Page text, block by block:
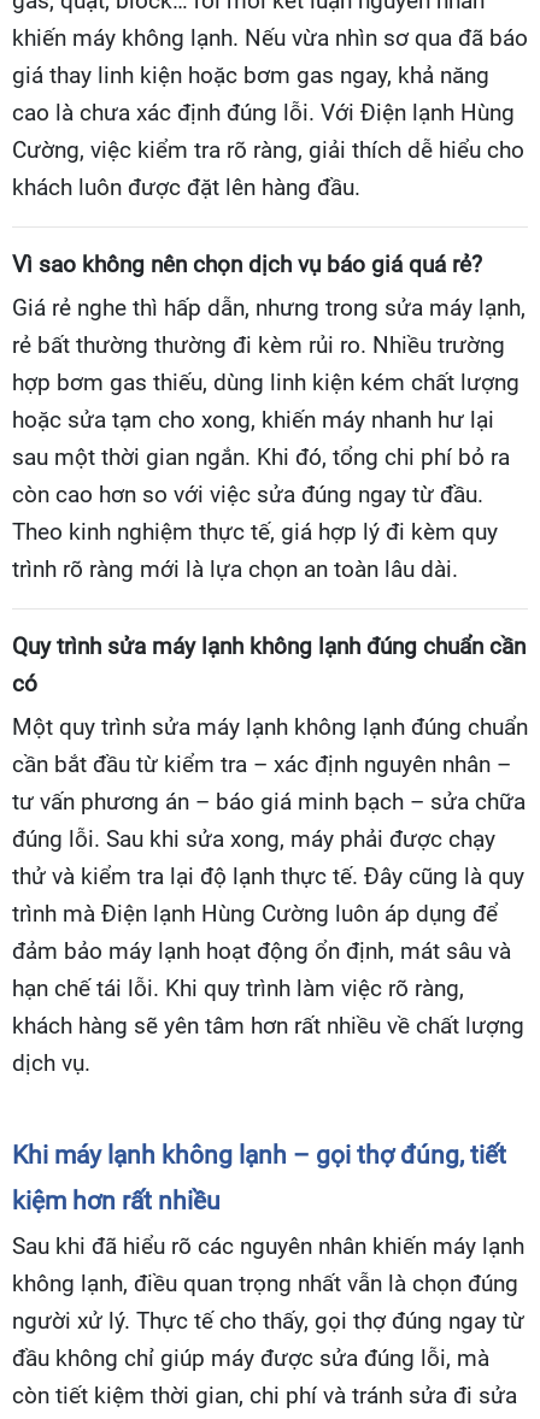
khiến máy không lạnh. Nếu vừa nhìn sơ qua đã báo
giá thay linh kiện hoặc bơm gas ngay, khả năng
cao là chưa xác định đúng lỗi. Với Điện lạnh Hùng
Cường, việc kiểm tra rõ ràng, giải thích dễ hiểu cho
khách luôn được đặt lên hàng đầu.
Vì sao không nên chọn dịch vụ báo giá quá rẻ?
Giá rẻ nghe thì hấp dẫn, nhưng trong sửa máy lạnh,
rẻ bất thường thường đi kèm rủi ro. Nhiều trường
hợp bơm gas thiếu, dùng linh kiện kém chất lượng
hoặc sửa tạm cho xong, khiến máy nhanh hư lại
sau một thời gian ngắn. Khi đó, tổng chi phí bỏ ra
còn cao hơn so với việc sửa đúng ngay từ đầu.
Theo kinh nghiệm thực tế, giá hợp lý đi kèm quy
trình rõ ràng mới là lựa chọn an toàn lâu dài.
Quy trình sửa máy lạnh không lạnh đúng chuẩn cần
có
Một quy trình sửa máy lạnh không lạnh đúng chuẩn
cần bắt đầu từ kiểm tra – xác định nguyên nhân –
tư vấn phương án – báo giá minh bạch – sửa chữa
đúng lỗi. Sau khi sửa xong, máy phải được chạy
thử và kiểm tra lại độ lạnh thực tế. Đây cũng là quy
trình mà Điện lạnh Hùng Cường luôn áp dụng để
đảm bảo máy lạnh hoạt động ổn định, mát sâu và
hạn chế tái lỗi. Khi quy trình làm việc rõ ràng,
khách hàng sẽ yên tâm hơn rất nhiều về chất lượng
dịch vụ.
Khi máy lạnh không lạnh – gọi thợ đúng, tiết
kiệm hơn rất nhiều
Sau khi đã hiểu rõ các nguyên nhân khiến máy lạnh
không lạnh, điều quan trọng nhất vẫn là chọn đúng
người xử lý. Thực tế cho thấy, gọi thợ đúng ngay từ
đầu không chỉ giúp máy được sửa đúng lỗi, mà
còn tiết kiệm thời gian, chi phí và tránh sửa đi sửa